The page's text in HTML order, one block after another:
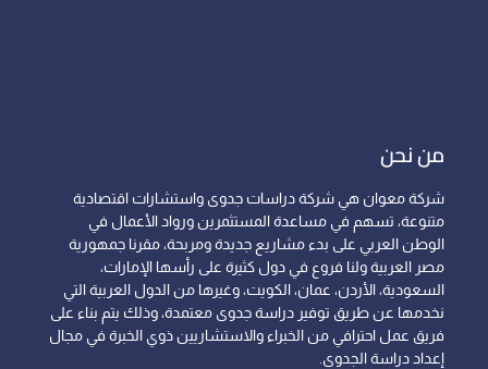
من نحن
شركة معوان هي شركة دراسات جدوى واستشارات اقتصادية
متنوعة، تسهم في مساعدة المستثمرين ورواد الأعمال في
الوطن العربي على بدء مشاريع جديدة ومربحة، مقرنا جمهورية
مصر العربية ولنا فروع في دول كثيرة على رأسها الإمارات،
السعودية، الأردن، عمان، الكويت، وغيرها من الدول العربية التي
نخدمها عن طريق توفير دراسة جدوى معتمدة، وذلك يتم بناء على
فريق عمل احترافي من الخبراء والاستشاريين ذوي الخبرة في مجال
إعداد دراسة الجدوى.